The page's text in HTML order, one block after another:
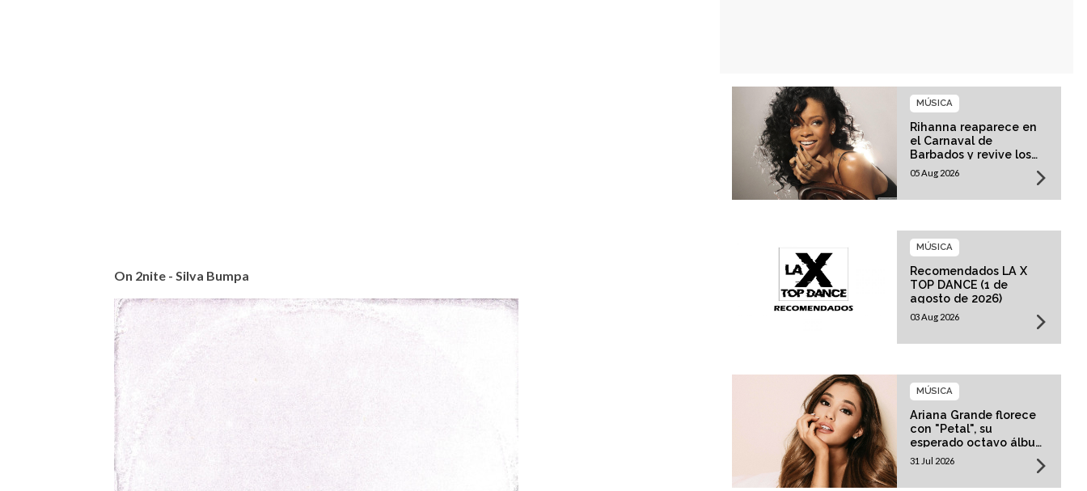
On 2nite - Silva Bumpa
Rihanna reaparece en
el Carnaval de
Barbados y revive los
rumores sobre su
esperado regreso
MÚSICA
05 Aug 2026
Recomendados LA X
TOP DANCE (1 de
agosto de 2026)
MÚSICA
03 Aug 2026
Ariana Grande florece
con "Petal", su
esperado octavo álbum
de estudio
MÚSICA
31 Jul 2026